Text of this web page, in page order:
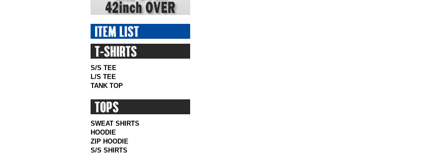
S/S TEE
L/S TEE
TANK TOP
SWEAT SHIRTS
HOODIE
ZIP HOODIE
S/S SHIRTS